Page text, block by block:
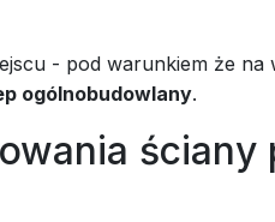
- pod warunkiem że na
ogólnobudowlany.
ściany